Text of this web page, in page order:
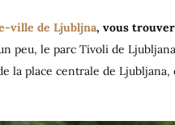
ville de Ljubljna, vous
peu, le parc Tivoli de
la place centrale de